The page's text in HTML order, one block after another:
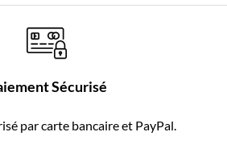
Sécurisé
par carte bancaire et PayPal.